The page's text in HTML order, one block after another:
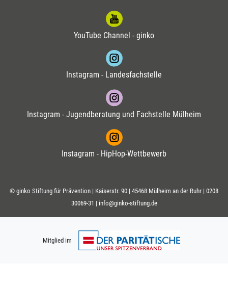
YouTube Channel - ginko
Instagram - Landesfachstelle
Instagram - Jugendberatung und Fachstelle Mülheim
Instagram - HipHop-Wettbewerb
© ginko Stiftung für Prävention | Kaiserstr. 90 | 45468 Mülheim an der Ruhr | 0208
30069-31 | info@ginko-stiftung.de
Mitglied im